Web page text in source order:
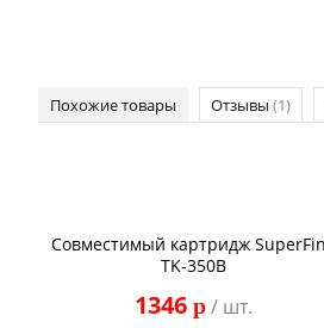
Похожие товары Отзывы (1)
Совместимый картридж
TK-350B
1346 p/ шт.